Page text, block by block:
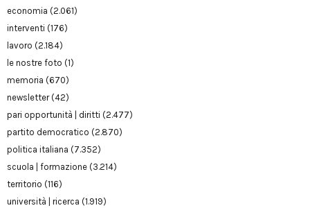
economia (2.061)
interventi (176)
lavoro (2.184)
le nostre foto (1)
memoria (670)
newsletter(42)
pari opportunità | diritti (2.477)
partito democratico (2.870)
politica italiana (7.352)
scuola | formazione (3.214)
territorio (116)
università | ricerca (1.919)